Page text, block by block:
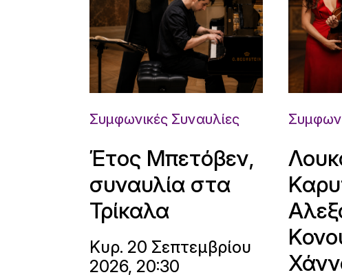
Συμφωνικές Συναυλίες
Έτος Μπετόβεν,
συναυλία στα
Τρίκαλα
Κυρ. 20 Σεπτεμβρίου
2026, 20:30